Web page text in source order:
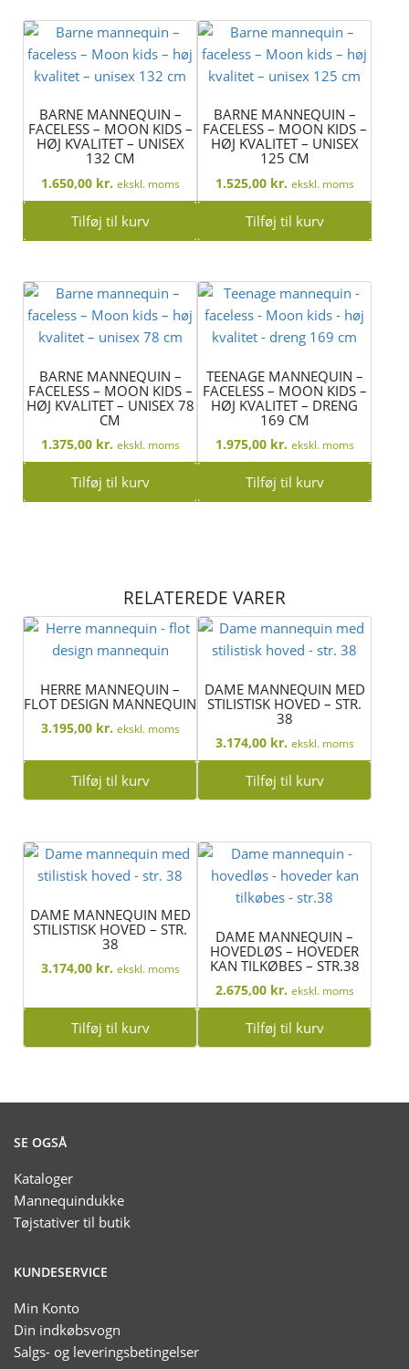
BARNE MANNEQUIN –
FACELESS – MOON KIDS –
HØJ KVALITET – UNISEX
132 CM
1.650,00 kr. ekskl. moms
Tilføj til kurv
BARNE MANNEQUIN –
FACELESS – MOON KIDS –
HØJ KVALITET – UNISEX
125 CM
1.525,00 kr. ekskl. moms
Tilføj til kurv
BARNE MANNEQUIN –
FACELESS – MOON KIDS –
HØJ KVALITET – UNISEX 78
CM
1.375,00 kr. ekskl. moms
Tilføj til kurv
TEENAGE MANNEQUIN –
FACELESS – MOON KIDS –
HØJ KVALITET – DRENG
169 CM
1.975,00 kr. ekskl. moms
Tilføj til kurv
RELATEREDE VARER
HERRE MANNEQUIN –
FLOT DESIGN MANNEQUIN
3.195,00 kr. ekskl. moms
Tilføj til kurv
DAME MANNEQUIN MED
STILISTISK HOVED – STR.
38
3.174,00 kr. ekskl. moms
Tilføj til kurv
DAME MANNEQUIN MED
STILISTISK HOVED – STR.
38
3.174,00 kr. ekskl. moms
Tilføj til kurv
DAME MANNEQUIN –
HOVEDLØS – HOVEDER
KAN TILKØBES – STR.38
2.675,00 kr. ekskl. moms
Tilføj til kurv
SE OGSÅ
Kataloger
Mannequindukke
Tøjstativer til butik
KUNDESERVICE
Min Konto
Din indkøbsvogn
Salgs- og leveringsbetingelser